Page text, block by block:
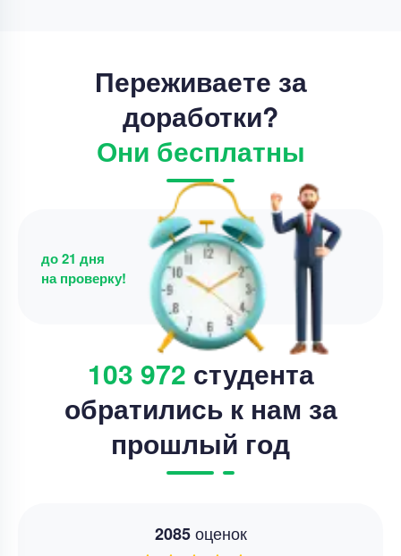
Переживаете за
доработки?
Они бесплатны
до 21 дня
на проверку!
103 972 студента
обратились к нам за
прошлый год
2085оценок